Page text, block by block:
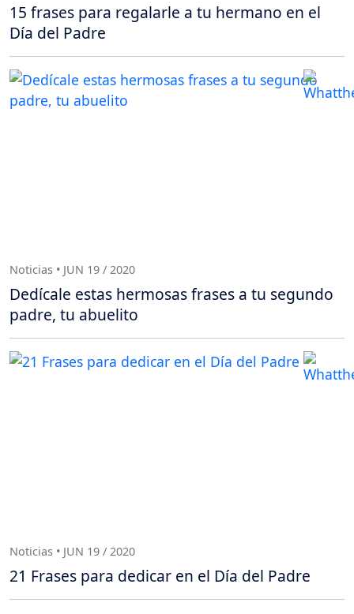
15 frases para regalarle a tu hermano en el
Día del Padre
Noticias • JUN 19 / 2020
Dedícale estas hermosas frases a tu segundo
padre, tu abuelito
Noticias • JUN 19 / 2020
21 Frases para dedicar en el Día del Padre